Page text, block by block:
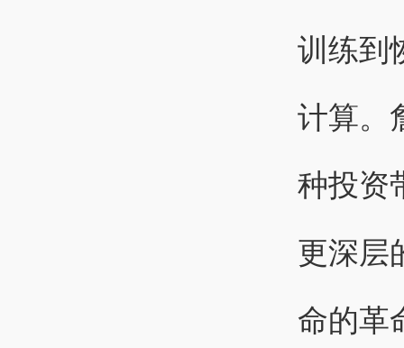
训练到
计算。
种投资
更深层
命的革